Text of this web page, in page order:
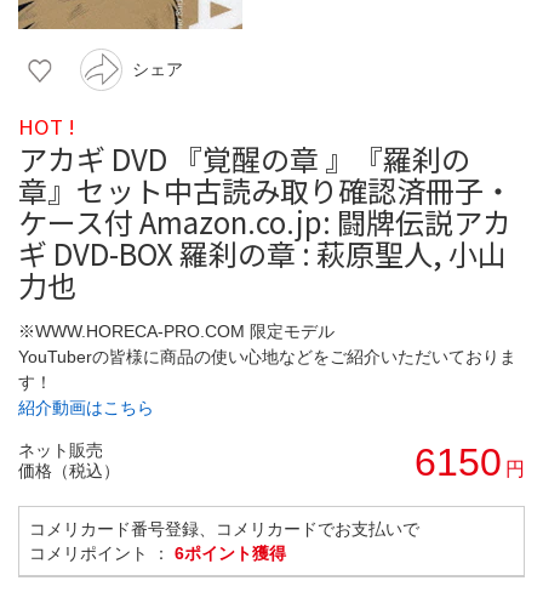
シェア
HOT !
アカギ DVD 『覚醒の章 』『羅刹の
章』セット中古読み取り確認済冊子・
ケース付 Amazon.co.jp: 闘牌伝説アカ
ギ DVD-BOX 羅刹の章 : 萩原聖人, 小山
力也
※WWW.HORECA-PRO.COM 限定モデル
YouTuberの皆様に商品の使い心地などをご紹介いただいておりま
す！
紹介動画はこちら
ネット販売
価格（税込）
6150 円
コメリカード番号登録、コメリカードでお支払いで
コメリポイント ： 6ポイント獲得